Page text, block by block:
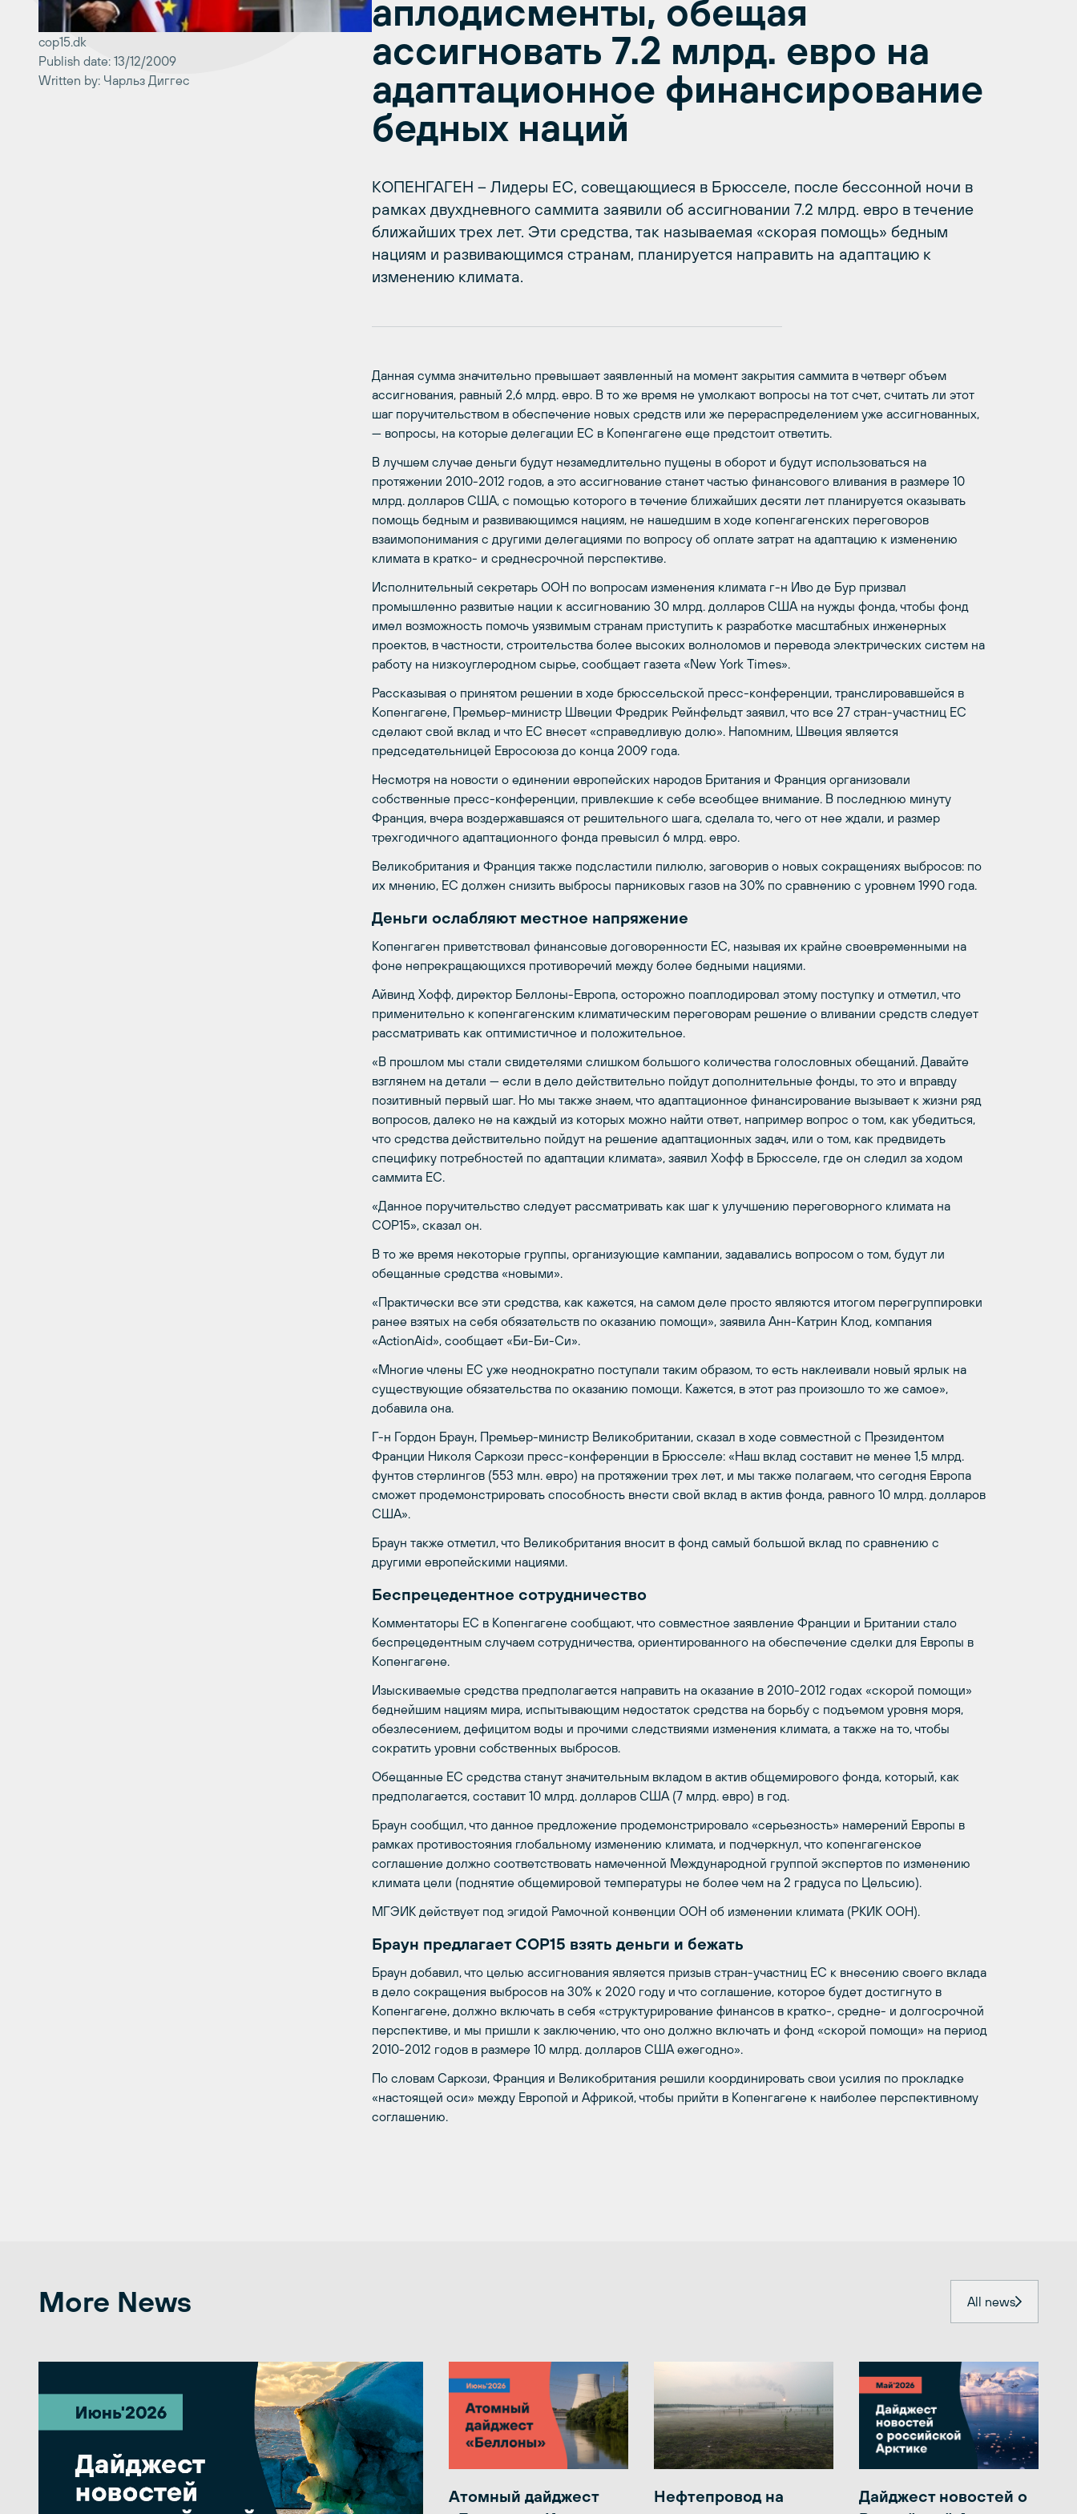
cop15.dk
Publish date: 13/12/2009
Written by: Чарльз Диггес
аплодисменты, обещая
ассигновать 7.2 млрд. евро на
адаптационное финансирование
бедных наций
КОПЕНГАГЕН – Лидеры ЕС, совещающиеся в Брюсселе, после бессонной ночи в
рамках двухдневного саммита заявили об ассигновании 7.2 млрд. евро в течение
ближайших трех лет. Эти средства, так называемая «скорая помощь» бедным
нациям и развивающимся странам, планируется направить на адаптацию к
изменению климата.
Данная сумма значительно превышает заявленный на момент закрытия саммита в четверг объем
ассигнования, равный 2,6 млрд. евро. В то же время не умолкают вопросы на тот счет, считать ли этот
шаг поручительством в обеспечение новых средств или же перераспределением уже ассигнованных,
— вопросы, на которые делегации ЕС в Копенгагене еще предстоит ответить.
В лучшем случае деньги будут незамедлительно пущены в оборот и будут использоваться на
протяжении 2010-2012 годов, а это ассигнование станет частью финансового вливания в размере 10
млрд. долларов США, с помощью которого в течение ближайших десяти лет планируется оказывать
помощь бедным и развивающимся нациям, не нашедшим в ходе копенгагенских переговоров
взаимопонимания с другими делегациями по вопросу об оплате затрат на адаптацию к изменению
климата в кратко- и среднесрочной перспективе.
Исполнительный секретарь ООН по вопросам изменения климата г-н Иво де Бур призвал
промышленно развитые нации к ассигнованию 30 млрд. долларов США на нужды фонда, чтобы фонд
имел возможность помочь уязвимым странам приступить к разработке масштабных инженерных
проектов, в частности, строительства более высоких волноломов и перевода электрических систем на
работу на низкоуглеродном сырье, сообщает газета «New York Times».
Рассказывая о принятом решении в ходе брюссельской пресс-конференции, транслировавшейся в
Копенгагене, Премьер-министр Швеции Фредрик Рейнфельдт заявил, что все 27 стран-участниц ЕС
сделают свой вклад и что ЕС внесет «справедливую долю». Напомним, Швеция является
председательницей Евросоюза до конца 2009 года.
Несмотря на новости о единении европейских народов Британия и Франция организовали
собственные пресс-конференции, привлекшие к себе всеобщее внимание. В последнюю минуту
Франция, вчера воздержавшаяся от решительного шага, сделала то, чего от нее ждали, и размер
трехгодичного адаптационного фонда превысил 6 млрд. евро.
Великобритания и Франция также подсластили пилюлю, заговорив о новых сокращениях выбросов: по
их мнению, ЕС должен снизить выбросы парниковых газов на 30% по сравнению с уровнем 1990 года.
Деньги ослабляютместное напряжение
Копенгаген приветствовал финансовые договоренности ЕС, называя их крайне своевременными на
фоне непрекращающихся противоречий между более бедными нациями.
Айвинд Хофф, директор Беллоны-Европа, осторожно поаплодировал этому поступку и отметил, что
применительно к копенгагенским климатическим переговорам решение о вливании средств следует
рассматривать как оптимистичное и положительное.
«В прошлом мы стали свидетелями слишком большого количества голословных обещаний. Давайте
взглянем на детали — если в дело действительно пойдут дополнительные фонды, то это и вправду
позитивный первый шаг. Но мы также знаем, что адаптационное финансирование вызывает к жизни ряд
вопросов, далеко не на каждый из которых можно найти ответ, например вопрос о том, как убедиться,
что средства действительно пойдут на решение адаптационных задач, или о том, как предвидеть
специфику потребностей по адаптации климата», заявил Хофф в Брюсселе, где он следил за ходом
саммита ЕС.
«Данное поручительство следует рассматривать как шаг к улучшению переговорного климата на
COP15», сказал он.
В то же время некоторые группы, организующие кампании, задавались вопросом о том, будут ли
обещанные средства «новыми».
«Практически все эти средства, как кажется, на самом деле просто являются итогом перегруппировки
ранее взятых на себя обязательств по оказанию помощи», заявила Анн-Катрин Клод, компания
«ActionAid», сообщает «Би-Би-Си».
«Многие члены ЕС уже неоднократно поступали таким образом, то есть наклеивали новый ярлык на
существующие обязательства по оказанию помощи. Кажется, в этот раз произошло то же самое»,
добавила она.
Г-н Гордон Браун, Премьер-министр Великобритании, сказал в ходе совместной с Президентом
Франции Николя Саркози пресс-конференции в Брюсселе: «Наш вклад составит не менее 1,5 млрд.
фунтов стерлингов (553 млн. евро) на протяжении трех лет, и мы также полагаем, что сегодня Европа
сможет продемонстрировать способность внести свой вклад в актив фонда, равного 10 млрд. долларов
США».
Браун также отметил, что Великобритания вносит в фонд самый большой вклад по сравнению с
другими европейскими нациями.
Беспрецедентное сотрудничество
Комментаторы ЕС в Копенгагене сообщают, что совместное заявление Франции и Британии стало
беспрецедентным случаем сотрудничества, ориентированного на обеспечение сделки для Европы в
Копенгагене.
Изыскиваемые средства предполагается направить на оказание в 2010-2012 годах «скорой помощи»
беднейшим нациям мира, испытывающим недостаток средства на борьбу с подъемом уровня моря,
обезлесением, дефицитом воды и прочими следствиями изменения климата, а также на то, чтобы
сократить уровни собственных выбросов.
Обещанные ЕС средства станут значительным вкладом в актив общемирового фонда, который, как
предполагается, составит 10 млрд. долларов США (7 млрд. евро) в год.
Браун сообщил, что данное предложение продемонстрировало «серьезность» намерений Европы в
рамках противостояния глобальному изменению климата, и подчеркнул, что копенгагенское
соглашение должно соответствовать намеченной Международной группой экспертов по изменению
климата цели (поднятие общемировой температуры не более чем на 2 градуса по Цельсию).
МГЭИК действует под эгидой Рамочной конвенции ООН об изменении климата (РКИК ООН).
Браун предлагает COP15 взять деньги и бежать
Браун добавил, что целью ассигнования является призыв стран-участниц ЕС к внесению своего вклада
в дело сокращения выбросов на 30% к 2020 году и что соглашение, которое будет достигнуто в
Копенгагене, должно включать в себя «структурирование финансов в кратко-, средне- и долгосрочной
перспективе, и мы пришли к заключению, что оно должно включать и фонд «скорой помощи» на период
2010-2012 годов в размере 10 млрд. долларов США ежегодно».
По словам Саркози, Франция и Великобритания решили координировать свои усилия по прокладке
«настоящей оси» между Европой и Африкой, чтобы прийти в Копенгагене к наиболее перспективному
соглашению.
More News All news
Атомный дайджест
Нефтепровод на
Дайджест новостей о